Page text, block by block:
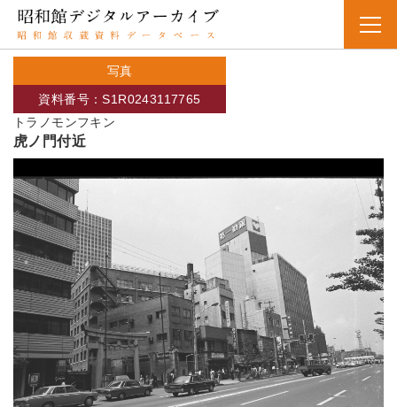
写真
トラノモンフキン
資料番号：S1R0243117765
虎ノ門付近